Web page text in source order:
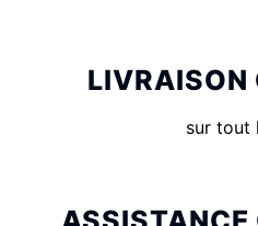
LIVRAISON
sur tout